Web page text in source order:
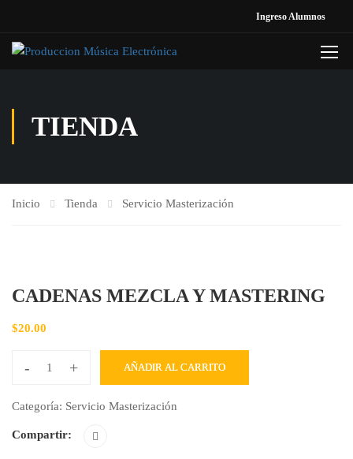
Ingreso Alumnos
TIENDA
Inicio Tienda Servicio Masterización
CADENAS MEZCLA Y MASTERING
$20.00
-
CADENAS
MASTERING
+ AÑADIR AL CARRITO
Categoría: Servicio Masterización
Compartir: